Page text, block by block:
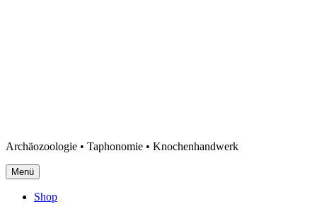
Archäozoologie • Taphonomie • Knochenhandwerk
Menü
Shop